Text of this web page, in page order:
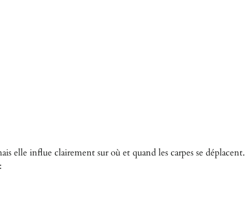
elle influe clairement sur où et quand les carpes se déplacent.